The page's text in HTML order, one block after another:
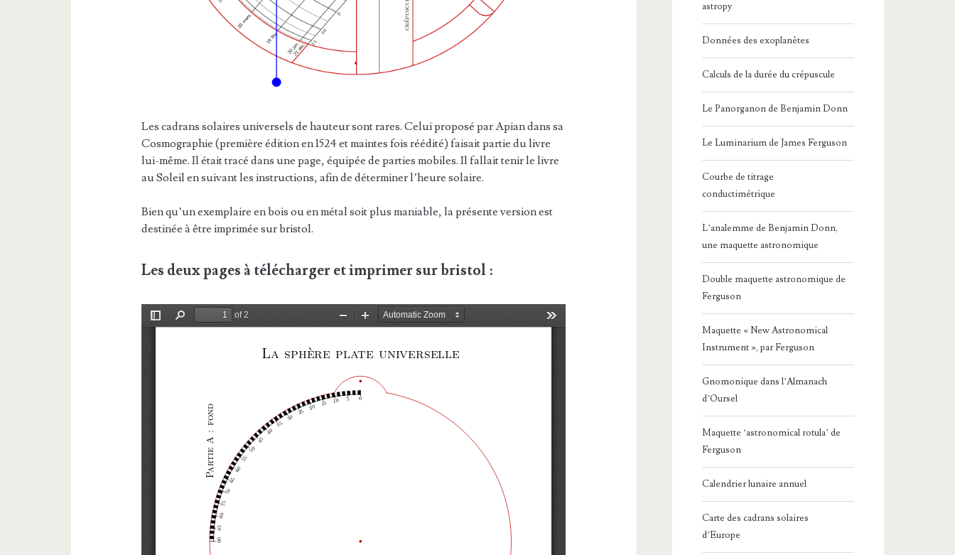
Les cadrans solaires universels de hauteur sont rares. Celui proposé par Apian dans sa
Cosmographie (première édition en 1524 et maintes fois réédité) faisait partie du livre
lui-même. Il était tracé dans une page, équipée de parties mobiles. Il fallait tenir le livre
au Soleil en suivant les instructions, afin de déterminer l’heure solaire.
Bien qu’un exemplaire en bois ou en métal soit plus maniable, la présente version est
destinée à être imprimée sur bristol.
Les deux pages à télécharger et imprimer sur bristol :
astropy
Données des exoplanètes
Calculs de la durée du crépuscule
Le Panorganon de Benjamin Donn
Le Luminarium de James Ferguson
Courbe de titrage
conductimétrique
L’analemme de Benjamin Donn,
une maquette astronomique
Double maquette astronomique de
Ferguson
Maquette « New Astronomical
Instrument », par Ferguson
Gnomonique dans l’Almanach
d’Oursel
Maquette ‘astronomical rotula’ de
Ferguson
Calendrier lunaire annuel
Carte des cadrans solaires
d’Europe